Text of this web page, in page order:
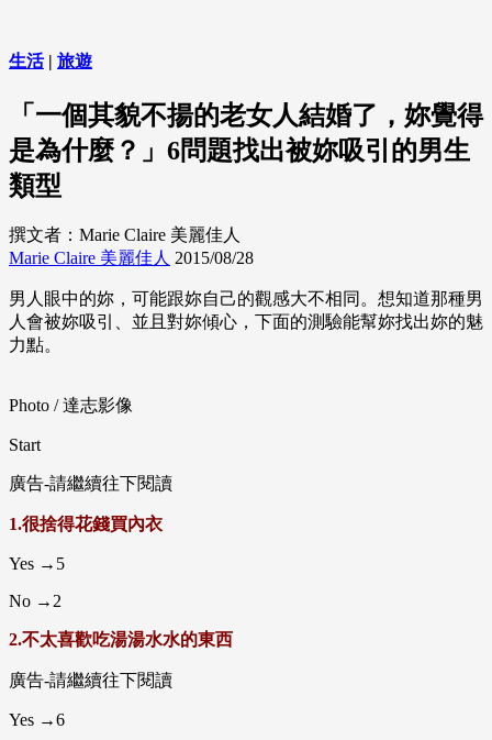
生活| 旅遊
「一個其貌不揚的老女人結婚了，妳覺得
是為什麼？」6問題找出被妳吸引的男生
類型
撰文者：Marie Claire 美麗佳人
Marie Claire 美麗佳人 2015/08/28
男人眼中的妳，可能跟妳自己的觀感大不相同。想知道那種男
人會被妳吸引、並且對妳傾心，下面的測驗能幫妳找出妳的魅
力點。
Photo / 達志影像
Start
廣告-請繼續往下閱讀
1.很捨得花錢買內衣
Yes →5
No →2
2.不太喜歡吃湯湯水水的東西
廣告-請繼續往下閱讀
Yes →6